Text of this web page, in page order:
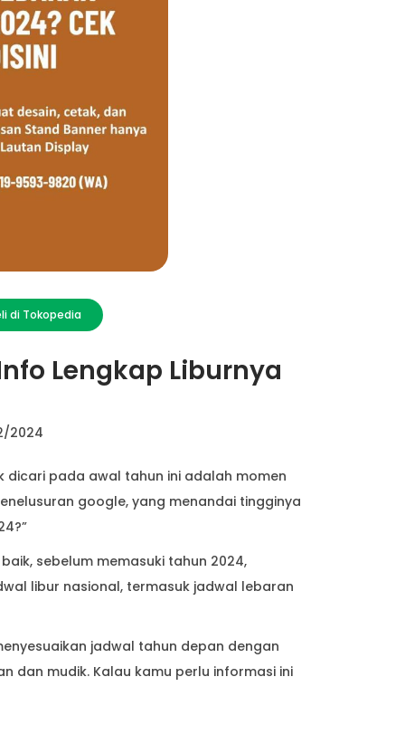
di Tokopedia
Lengkap Liburnya
2024
pada awal tahun ini adalah momen
google, yang menandai tingginya
sebelum memasuki tahun 2024,
libur nasional, termasuk jadwal lebaran
jadwal tahun depan dengan
dan mudik. Kalau kamu perlu informasi ini